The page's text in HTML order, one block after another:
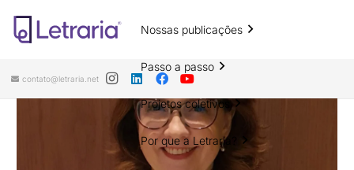
Nossas publicações
Passo a passo
Projetos coletivos
Por que a Letraria?
contato@letraria.net